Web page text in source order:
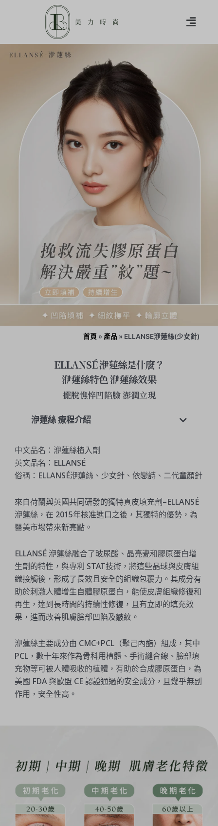
首頁 » 產品 » ELLANSE洢蓮絲(少女針)
ELLANSÉ 洢蓮絲是什麼？
洢蓮絲特色 洢蓮絲效果
擺脫憔悴凹陷臉 澎潤立現
洢蓮絲 療程介紹
中文品名：洢蓮絲植入劑
英文品名：ELLANSÉ
俗稱：ELLANSÉ洢蓮絲、少女針、依戀詩、二代童顏針
來自荷蘭與英國共同研發的獨特真皮填充劑–ELLANSÉ
洢蓮絲，在 2015年核准進口之後，其獨特的優勢，為
醫美市場帶來新亮點。
ELLANSÉ 洢蓮絲融合了玻尿酸、晶亮瓷和膠原蛋白增
生劑的特性，與專利 STAT技術，將這些晶球與皮膚組
織接觸後，形成了長效且安全的組織包覆力。其成分有
助於刺激人體增生自體膠原蛋白，能使皮膚組織修復和
再生，達到長時間的持續性修復，且有立即的填充效
果，進而改善肌膚臉部凹陷及皺紋。
洢蓮絲主要成分由 CMC+PCL（聚己內酯）組成，其中
PCL，數十年來作為骨科用植體、手術縫合線、臉部填
充物等可被人體吸收的植體，有助於合成膠原蛋白，為
美國 FDA 與歐盟 CE 認證通過的安全成分，且幾乎無副
作用，安全性高。